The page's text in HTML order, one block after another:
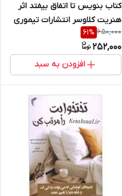
کتاب بنویس تا اتفاق بیفتد اثر
هنریت کلاوسر انتشارات تیموری
650,000
61%
252,000
افزودن به سبد